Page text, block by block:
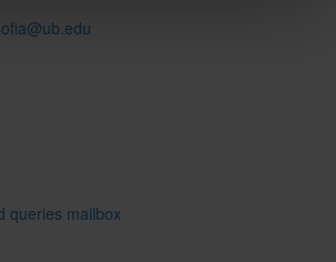
queries mailbox